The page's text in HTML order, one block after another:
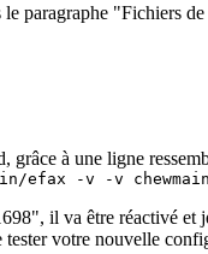
paragraphe "Fichiers
grâce à une ligne
-v -v
il va être réactivé
tester votre nouvelle